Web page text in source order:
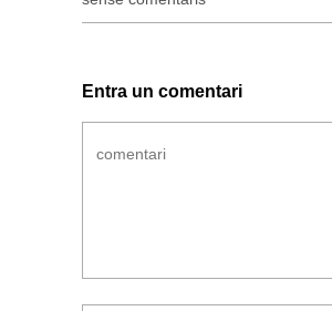
Entra un comentari